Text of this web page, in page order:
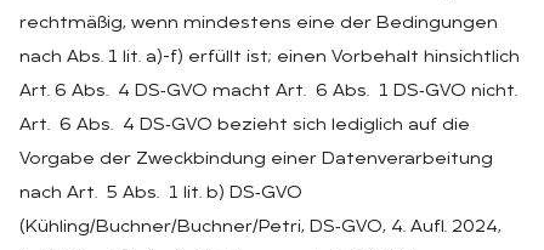
rechtmäßig, wenn mindestens eine der Bedingungen
nach Abs. 1 lit. a)-f) erfüllt ist; einen Vorbehalt hinsichtlich
Art. 6 Abs. 4 DS‑GVO macht Art. 6 Abs. 1 DS‑GVO nicht.
Art. 6 Abs. 4 DS‑GVO bezieht sich lediglich auf die
Vorgabe der Zweckbindung einer Datenverarbeitung
nach Art. 5 Abs. 1 lit. b) DS‑GVO
(Kühling/Buchner/Buchner/Petri, DS‑GVO, 4. Aufl. 2024,